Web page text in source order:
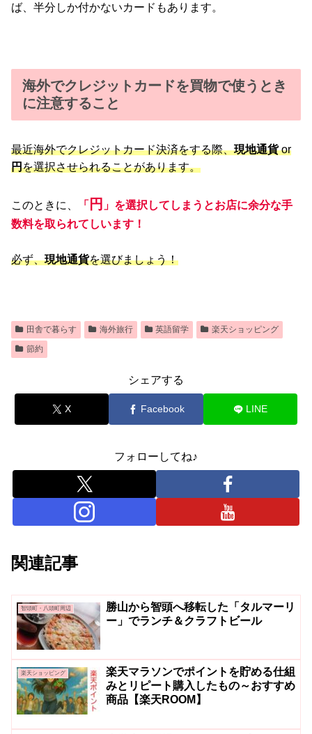
ば、半分しか付かないカードもあります。
海外でクレジットカードを買物で使うとき
に注意すること
最近海外でクレジットカード決済をする際、現地通貨or
円を選択させられることがあります。
このときに、 「 円 」を選択してしまうとお店に余分な手
数料を取られてしいます！
必ず、現地通貨を選びましょう！
田舎で暮らす 海外旅行 英語留学
楽天ショッピング
節約
シェアする
X Facebook LINE
フォローしてね♪
関連記事
智頭町・八頭町周辺
勝山から智頭へ移転した「タルマーリ
ー」でランチ＆クラフトビール
楽天ショッピング
楽天マラソンでポイントを貯める仕組
みとリピート購入したもの～おすすめ
商品【楽天ROOM】